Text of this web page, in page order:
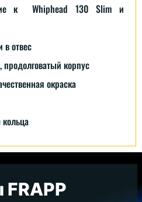
к Whiphead 130 Slim и
в отвес
корпус
окраска